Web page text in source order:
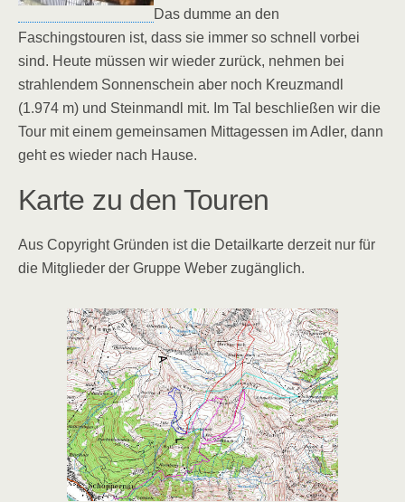
Das dumme an den
Faschingstouren ist, dass sie immer so schnell vorbei
sind. Heute müssen wir wieder zurück, nehmen bei
strahlendem Sonnenschein aber noch Kreuzmandl
(1.974 m) und Steinmandl mit. Im Tal beschließen wir die
Tour mit einem gemeinsamen Mittagessen im Adler, dann
geht es wieder nach Hause.
Karte zu den Touren
Aus Copyright Gründen ist die Detailkarte derzeit nur für
die Mitglieder der Gruppe Weber zugänglich.